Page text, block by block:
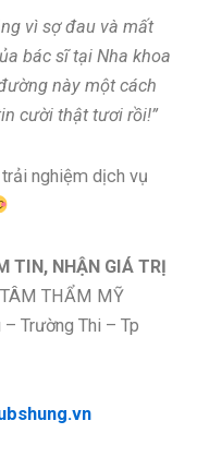
vì sợ đau và mất
bác sĩ tại Nha khoa
này một cách
cười thật tươi rồi!”
nghiệm dịch vụ
TIN, NHẬN GIÁ TRỊ
THẨM MỸ
Trường Thi – Tp